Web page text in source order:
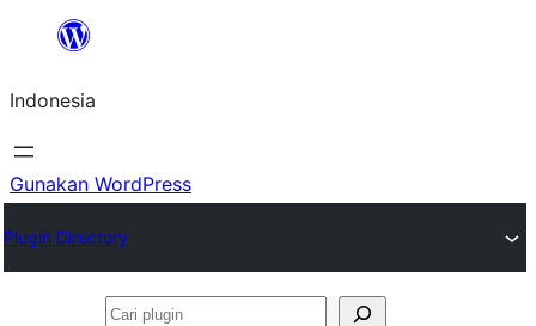
Lewati
konten
Indonesia
Gunakan WordPress
Plugin Directory
Cari